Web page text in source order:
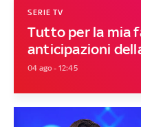
Tutto per la mia
anticipazioni
SERIE TV
04 ago - 12:45